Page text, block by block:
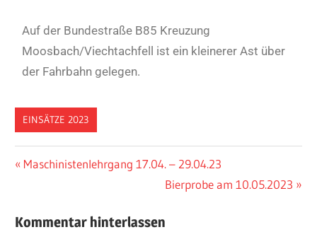
Auf der Bundestraße B85 Kreuzung
Moosbach/Viechtachfell ist ein kleinerer Ast über
der Fahrbahn gelegen.
EINSÄTZE 2023
Maschinistenlehrgang 17.04. – 29.04.23
Bierprobe am 10.05.2023
Kommentar hinterlassen